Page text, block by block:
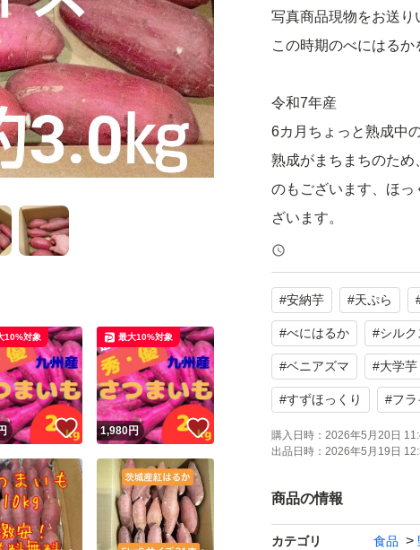
写真商品現物をお送り
この時期のべにはるか
令和7年産
6カ月ちょっと熟成中
熟成がまちまちのため
のもございます、ほ
ざいます。
千葉県産 べにはるか
0グラム程度のサイズ
焼き芋、ふかし芋、
うぞ。
ます。
ておりますので販売価
す。
#安納芋 #天ぷら
#べにはるか #シルク
#ベニアズマ #大学芋
#すずほっくり #フラ
購入日時： 2026年5月20日
出品日時： 2026年5月19日
商品の情報
カテゴリ 食品
いいね！
10%対象
1,980円
最大10%対象